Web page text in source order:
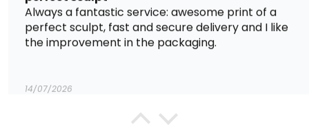
Always a fantastic service: awesome print of a
perfect sculpt, fast and secure delivery and I like
the improvement in the packaging.
14/07/2026